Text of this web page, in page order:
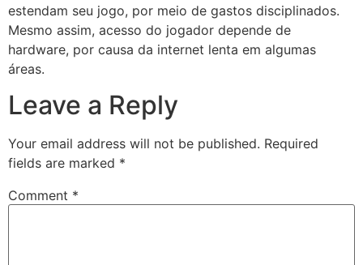
estendam seu jogo, por meio de gastos disciplinados.
Mesmo assim, acesso do jogador depende de
hardware, por causa da internet lenta em algumas
áreas.
Leave a Reply
Your email address will not be published. Required
fields are marked *
Comment *